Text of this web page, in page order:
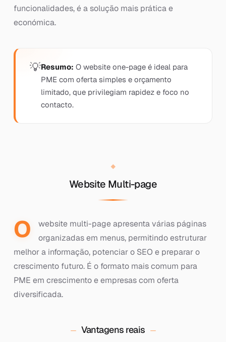
funcionalidades, é a solução mais prática e
económica.
Resumo: O website one-page é ideal para
PME com oferta simples e orçamento
limitado, que privilegiam rapidez e foco no
contacto.
Website Multi-page
O
website multi-page apresenta várias páginas
organizadas em menus, permitindo estruturar
melhor a informação, potenciar o SEO e preparar o
crescimento futuro. É o formato mais comum para
PME em crescimento e empresas com oferta
diversificada.
Vantagens reais